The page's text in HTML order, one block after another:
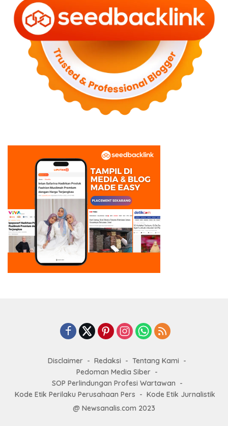
Disclaimer Redaksi
Tentang Kami
Pedoman Media Siber
SOP Perlindungan Profesi Wartawan
Kode Etik Perilaku Perusahaan Pers
Kode Etik Jurnalistik
@ Newsanalis.com 2023